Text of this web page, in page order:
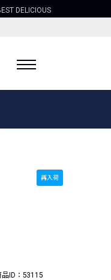
DELICIOUS
再入荷
品ID：53115